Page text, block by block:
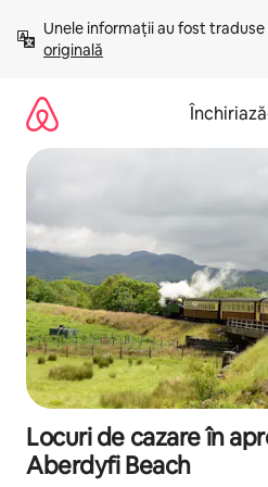
mergi
conținut
Unele informații au fost
originală
Locuri de cazare în
Aberdyfi Beach